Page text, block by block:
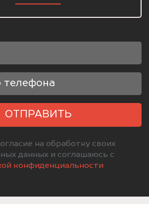
ОТПРАВИТЬ
на обработку своих
данных и соглашаюсь с
конфиденциальности